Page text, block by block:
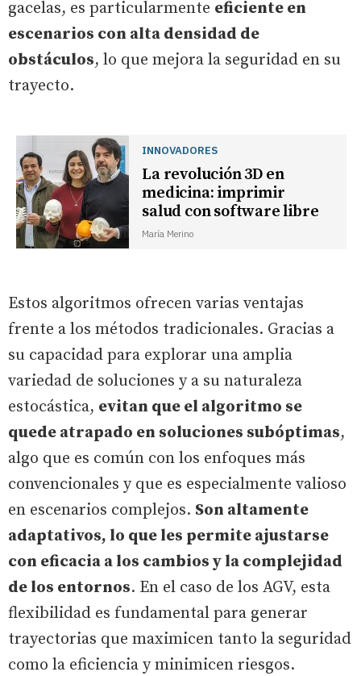
gacelas, es particularmente eficiente en
escenarios con alta densidad de
obstáculos, lo que mejora la seguridad en su
trayecto.
INNOVADORES
La revolución 3D en
medicina: imprimir
salud con software libre
María Merino
Estos algoritmos ofrecen varias ventajas
frente a los métodos tradicionales. Gracias a
su capacidad para explorar una amplia
variedad de soluciones y a su naturaleza
estocástica, evitan que el algoritmo se
quede atrapado en soluciones subóptimas,
algo que es común con los enfoques más
convencionales y que es especialmente valioso
en escenarios complejos. Son altamente
adaptativos, lo que les permite ajustarse
con eficacia a los cambios y la complejidad
de los entornos. En el caso de los AGV, esta
flexibilidad es fundamental para generar
trayectorias que maximicen tanto la seguridad
como la eficiencia y minimicen riesgos.